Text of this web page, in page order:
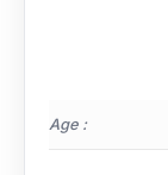
Age :